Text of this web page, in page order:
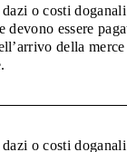
o costi doganali
devono essere
della merce
o costi doganali